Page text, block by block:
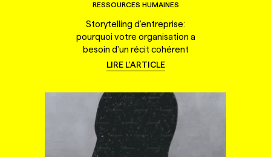
RESSOURCES HUMAINES
Storytelling d'entreprise:
pourquoi votre organisation a
besoin d'un récit cohérent
LIRE L'ARTICLE